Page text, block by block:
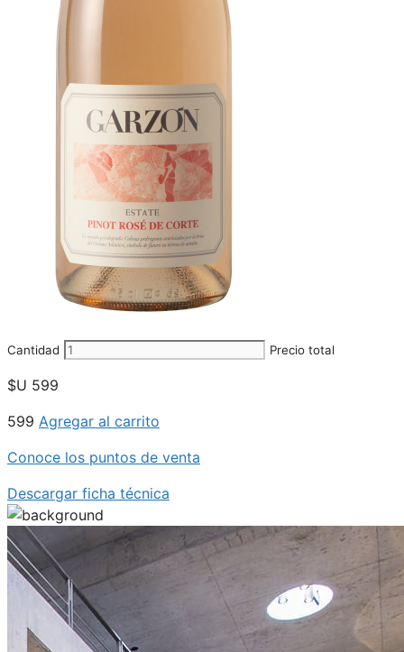
Cantidad Precio total
$U 599
599 Agregar al carrito
Conoce los puntos de venta
Descargar ficha técnica